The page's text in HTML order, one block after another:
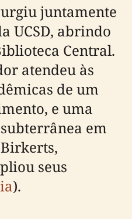
juntamente
UCSD, abrindo
Central.
atendeu às
de um
e uma
em
seus
).